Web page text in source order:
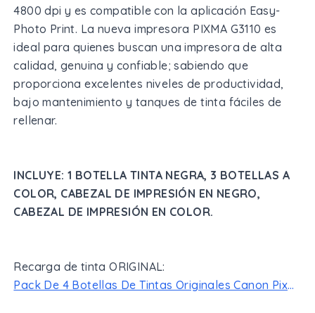
4800 dpi y es compatible con la aplicación Easy-
Photo Print. La nueva impresora PIXMA G3110 es
ideal para quienes buscan una impresora de alta
calidad, genuina y confiable; sabiendo que
proporciona excelentes niveles de productividad,
bajo mantenimiento y tanques de tinta fáciles de
rellenar.
INCLUYE: 1 BOTELLA TINTA NEGRA, 3 BOTELLAS A
COLOR, CABEZAL DE IMPRESIÓN EN NEGRO,
CABEZAL DE IMPRESIÓN EN COLOR.
Recarga de tinta ORIGINAL:
Pack De 4 Botellas De Tintas Originales Canon Pixma GL-190